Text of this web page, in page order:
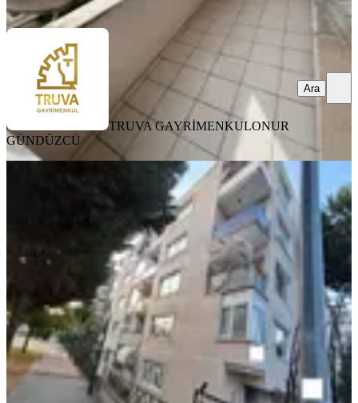
Ara
TRUVA GAYRİMENKULONUR
GÜNDÜZCÜ
Ara
Samsun Atakum Mevlane Mah. 2+1
Kiralık Daire
Samsun, Atakum
2+1· 100 m²·1. Kat ·07.08.2026
15.000 ₺
İNCE EMLAK Şükrü İnce